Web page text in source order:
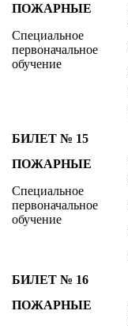
ПОЖАРНЫЕ
Специальное
первоначальное
обучение
БИЛЕТ № 15
ПОЖАРНЫЕ
Специальное
первоначальное
обучение
БИЛЕТ № 16
ПОЖАРНЫЕ